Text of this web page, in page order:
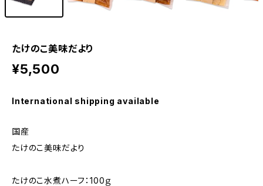
たけのこ美味だより
¥5,500
International shipping available
国産
たけのこ美味だより
たけのこ水煮ハーフ：100ｇ